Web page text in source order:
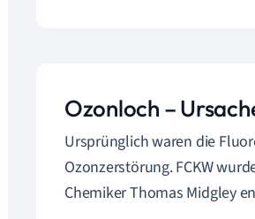
Ozonloch –
Ursprünglich waren die
Ozonzerstörung. FCKW
Chemiker Thomas Midgley